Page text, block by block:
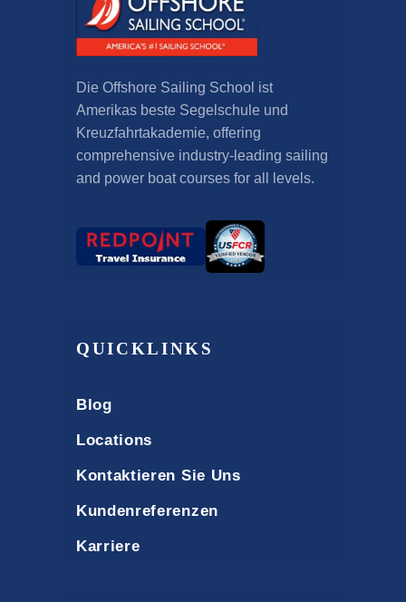
Die Offshore Sailing School ist
Amerikas beste Segelschule und
Kreuzfahrtakademie, offering
comprehensive industry-leading sailing
and power boat courses for all levels.
QUICKLINKS
Blog
Locations
Kontaktieren Sie Uns
Kundenreferenzen
Karriere